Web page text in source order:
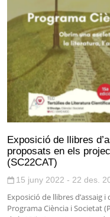
Exposició de llibres
proposats en els
(SC22CAT)
15 juny 2022 - 22 des.
Exposició de llibres d’assaig
Programa Ciència i Societat